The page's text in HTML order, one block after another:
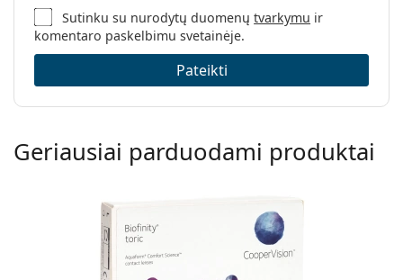
Sutinku su nurodytų duomenųtvarkymu ir
komentaro paskelbimu svetainėje.
Pateikti
Geriausiai parduodami produktai